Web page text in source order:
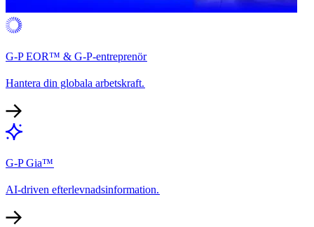
G-P EOR™ & G-P-entreprenör​​
Hantera din globala arbetskraft.​​
G-P Gia™​​
AI-driven efterlevnadsinformation.​​